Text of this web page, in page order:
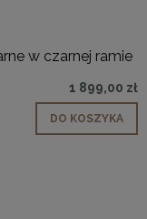
w czarnej ramie
1 899,00 zł
DO KOSZYKA